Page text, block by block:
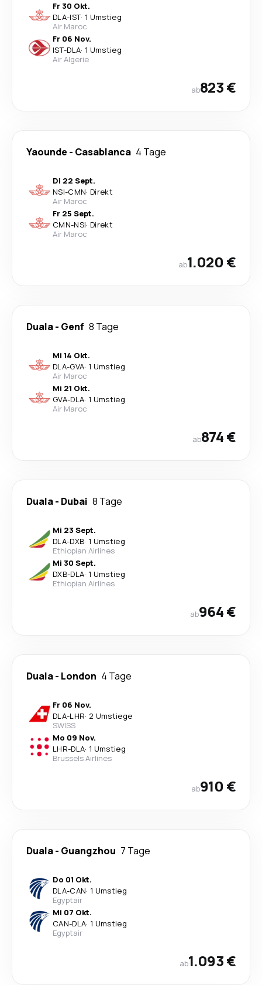
Fr 30 Okt.
DLA-IST· 1 Umstieg
Air Maroc
Fr 06 Nov.
IST-DLA· 1 Umstieg
Air Algerie
ab823 €
Yaounde - Casablanca 4 Tage
Di 22 Sept.
NSI-CMN· Direkt
Air Maroc
Fr 25 Sept.
CMN-NSI· Direkt
Air Maroc
ab1.020 €
Duala- Genf 8 Tage
Mi 14 Okt.
DLA-GVA· 1 Umstieg
Air Maroc
Mi 21 Okt.
GVA-DLA· 1 Umstieg
Air Maroc
ab874 €
Duala- Dubai 8 Tage
Mi 23 Sept.
DLA-DXB· 1 Umstieg
Ethiopian Airlines
Mi 30 Sept.
DXB-DLA· 1 Umstieg
Ethiopian Airlines
ab964 €
Duala- London 4 Tage
Fr 06 Nov.
DLA-LHR· 2 Umstiege
SWISS
Mo 09 Nov.
LHR-DLA· 1 Umstieg
Brussels Airlines
ab910 €
Duala- Guangzhou 7 Tage
Do 01 Okt.
DLA-CAN· 1 Umstieg
Egyptair
Mi 07 Okt.
CAN-DLA· 1 Umstieg
Egyptair
ab1.093 €